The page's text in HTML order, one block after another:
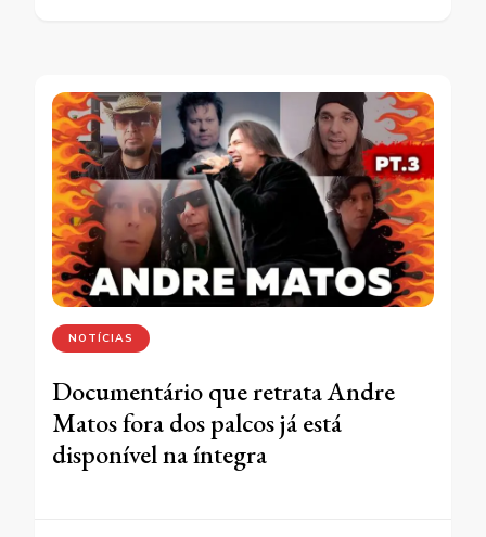
NOTÍCIAS
Documentário que retrata Andre
Matos fora dos palcos já está
disponível na íntegra